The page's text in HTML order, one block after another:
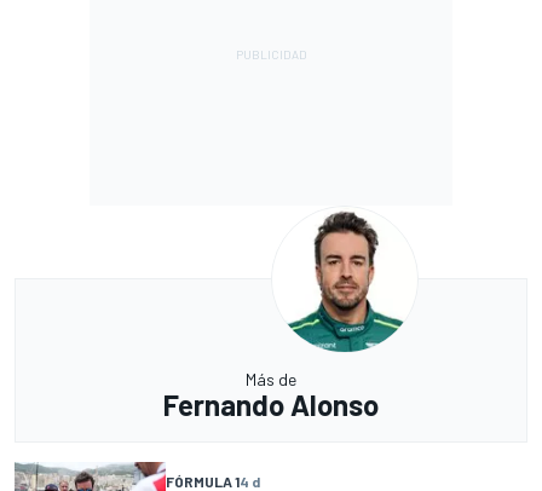
Más de
Fernando Alonso
FÓRMULA 14 d